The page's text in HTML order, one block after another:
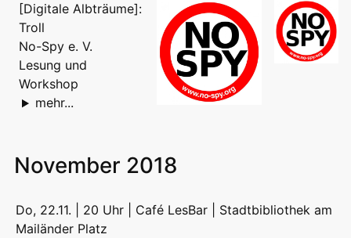
[Digitale Albträume]:
Troll
No-Spy e. V.
Lesung und
Workshop
mehr...
November 2018
Do, 22.11. | 20 Uhr | Café LesBar | Stadtbibliothek am
Mailänder Platz